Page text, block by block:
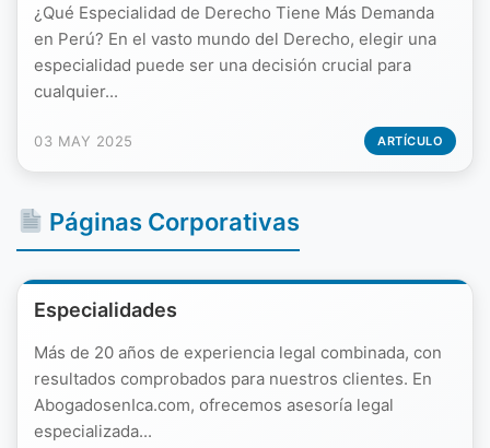
¿Qué Especialidad de Derecho Tiene Más Demanda
en Perú? En el vasto mundo del Derecho, elegir una
especialidad puede ser una decisión crucial para
cualquier...
03 MAY 2025 ARTÍCULO
Páginas Corporativas
Especialidades
Más de 20 años de experiencia legal combinada, con
resultados comprobados para nuestros clientes. En
AbogadosenIca.com, ofrecemos asesoría legal
especializada...